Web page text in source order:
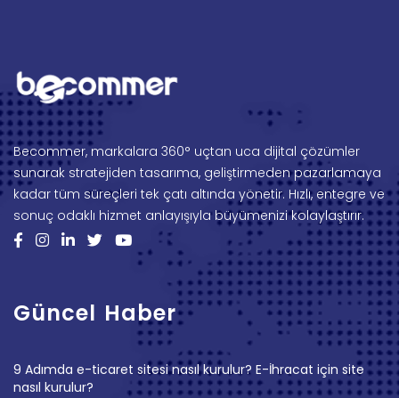
Becommer, markalara 360° uçtan uca dijital çözümler
sunarak stratejiden tasarıma, geliştirmeden pazarlamaya
kadar tüm süreçleri tek çatı altında yönetir. Hızlı, entegre ve
sonuç odaklı hizmet anlayışıyla büyümenizi kolaylaştırır.
Güncel Haber
9 Adımda e-ticaret sitesi nasıl kurulur? E-İhracat için site
nasıl kurulur?